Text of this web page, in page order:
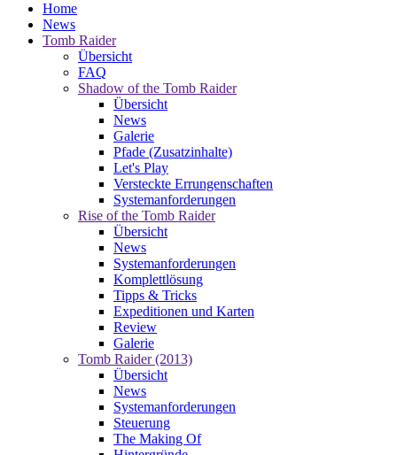
Home
News
Tomb Raider
Übersicht
FAQ
Shadow of the Tomb Raider
Übersicht
News
Galerie
Pfade (Zusatzinhalte)
Let's Play
Versteckte Errungenschaften
Systemanforderungen
Rise of the Tomb Raider
Übersicht
News
Systemanforderungen
Komplettlösung
Tipps & Tricks
Expeditionen und Karten
Review
Galerie
Tomb Raider (2013)
Übersicht
News
Systemanforderungen
Steuerung
The Making Of